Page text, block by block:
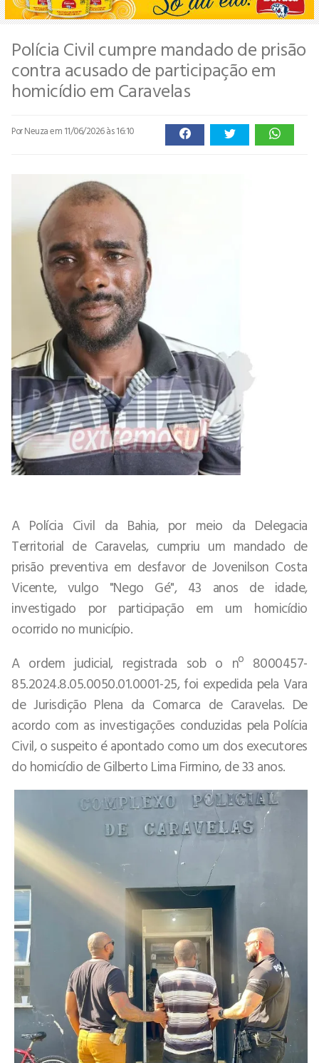
Polícia Civil cumpre mandado de prisão
contra acusado de participação em
homicídio em Caravelas
Por Neuzaem 11/06/2026 às 16:10
A Polícia Civil da Bahia, por meio da Delegacia
Territorial de Caravelas, cumpriu um mandado de
prisão preventiva em desfavor de Jovenilson Costa
Vicente, vulgo "Nego Gé", 43 anos de idade,
investigado por participação em um homicídio
ocorrido no município.
A ordem judicial, registrada sob o nº 8000457-
85.2024.8.05.0050.01.0001-25, foi expedida pela Vara
de Jurisdição Plena da Comarca de Caravelas. De
acordo com as investigações conduzidas pela Polícia
Civil, o suspeito é apontado como um dos executores
do homicídio de Gilberto Lima Firmino, de 33 anos.